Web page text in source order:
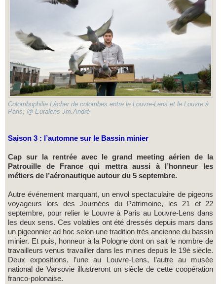
Colombophilie Lâcher de colombes entre le Louvre-Lens et le Louvre à
Paris; @ Euralens Jm.André
Saison 3 : l’automne sur le Bassin minier
Cap sur la rentrée avec le grand meeting aérien de la
Patrouille de France qui mettra aussi à l’honneur les
métiers de l’aéronautique autour du 5 septembre.
Autre événement marquant, un envol spectaculaire de pigeons
voyageurs lors des Journées du Patrimoine, les 21 et 22
septembre, pour relier le Louvre à Paris au Louvre-Lens dans
les deux sens. Ces volatiles ont été dressés depuis mars dans
un pigeonnier ad hoc selon une tradition très ancienne du bassin
minier. Et puis, honneur à la Pologne dont on sait le nombre de
travailleurs venus travailler dans les mines depuis le 19è siècle.
Deux expositions, l’une au Louvre-Lens, l’autre au musée
national de Varsovie illustreront un siècle de cette coopération
franco-polonaise.